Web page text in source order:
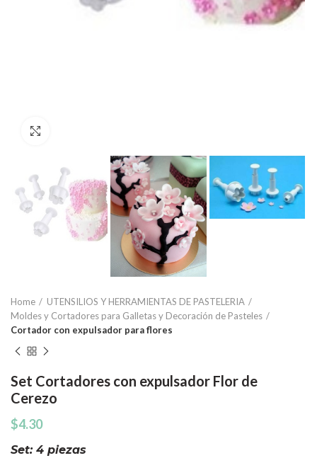
Home
UTENSILIOS Y HERRAMIENTAS DE PASTELERIA
Moldes y Cortadores para Galletas y Decoración de Pasteles
Cortador con expulsador para flores
Set Cortadores con expulsador Flor de
Cerezo
$4.30
Set: 4 piezas